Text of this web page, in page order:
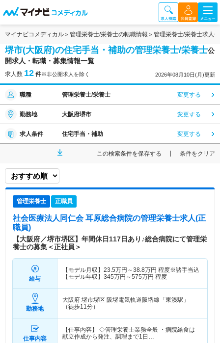
マイナビコメディカル 管理栄養士/栄養士の転職情報 管理栄養士/栄養士求人
堺市(大阪府)の住宅手当・補助の管理栄養士/栄養士公
開求人・転職・募集情報一覧
求人数 12 件※非公開求人を除く 2026年08月10日(月)更新
職種 管理栄養士/栄養士 変更する
勤務地 大阪府堺市 変更する
求人条件 住宅手当・補助 変更する
この検索条件を保存する 条件をクリア
管理栄養士 正職員
社会医療法人同仁会 耳原総合病院の管理栄養士求人(正
職員)
【大阪府／堺市堺区】年間休日117日あり♪総合病院にて管理栄
養士の募集＜正社員＞
給与
【モデル月収】 23.5万円～38.8万円 程度※諸手当込
【モデル年収】 345万円～575万円 程度
勤務地
大阪府 堺市堺区 阪堺電気軌道阪堺線「東湊駅」
（徒歩11分）
仕事内容
【仕事内容】 ◇管理栄養士業務全般 ・病院給食は
献立作成から発注、調理まで1日…